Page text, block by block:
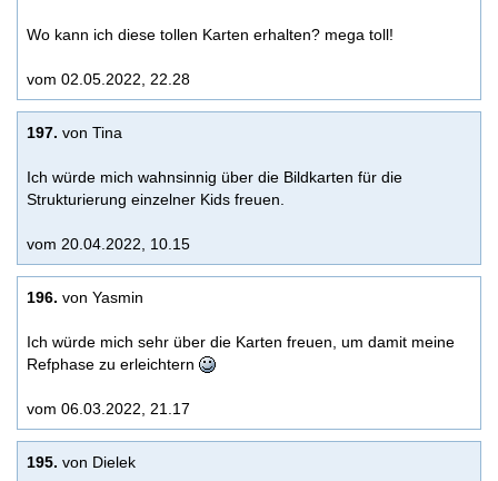
Wo kann ich diese tollen Karten erhalten? mega toll!
vom 02.05.2022, 22.28
197. von Tina
Ich würde mich wahnsinnig über die Bildkarten für die
Strukturierung einzelner Kids freuen.
vom 20.04.2022, 10.15
196. von Yasmin
Ich würde mich sehr über die Karten freuen, um damit meine
Refphase zu erleichtern
vom 06.03.2022, 21.17
195. von Dielek